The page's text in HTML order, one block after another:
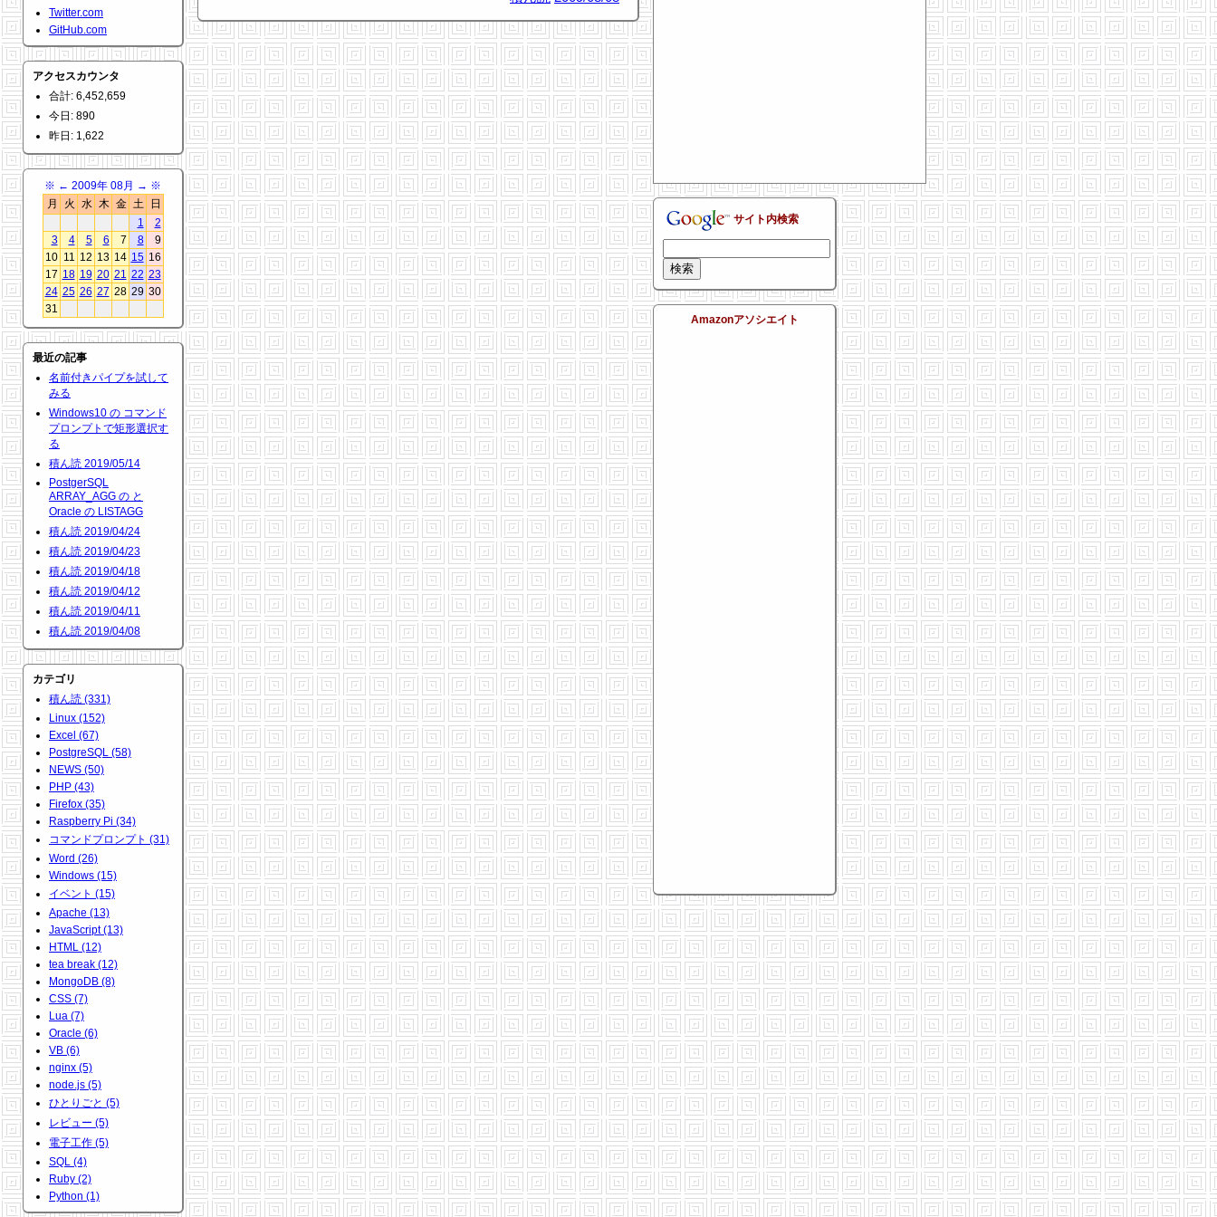
Twitter.com
GitHub.com
アクセスカウンタ
合計: 6,452,659
今日: 890
昨日: 1,622
※ ← 2009年 08月 → ※
月
火 水 木 金 土
日
1
2
3
4 5 6 7 8
9
10 11 12 13 14 15 16
17 18 19 20 21 22 23
24 25 26 27 28 29 30
31
最近の記事
名前付きパイプを試して
みる
Windows10 の コマンド
プロンプトで矩形選択す
る
積ん読 2019/05/14
PostgerSQL
ARRAY_AGG の と
Oracle の LISTAGG
積ん読 2019/04/24
積ん読 2019/04/23
積ん読 2019/04/18
積ん読 2019/04/12
積ん読 2019/04/11
積ん読 2019/04/08
カテゴリ
積ん読 (331)
Linux (152)
Excel (67)
PostgreSQL (58)
NEWS (50)
PHP (43)
Firefox (35)
Raspberry Pi (34)
コマンドプロンプト (31)
Word (26)
Windows (15)
イベント (15)
Apache (13)
JavaScript (13)
HTML (12)
tea break (12)
MongoDB (8)
CSS (7)
Lua (7)
Oracle (6)
VB (6)
nginx (5)
node.js (5)
ひとりごと (5)
レビュー (5)
電子工作 (5)
SQL (4)
Ruby (2)
Python (1)
サイト内検索
Amazonアソシエイト